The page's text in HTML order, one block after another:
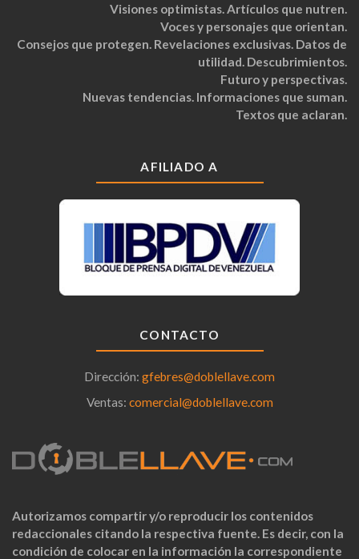
Visiones optimistas. Artículos que nutren.
Voces y personajes que orientan.
Consejos que protegen. Revelaciones exclusivas. Datos de
utilidad. Descubrimientos.
Futuro y perspectivas.
Nuevas tendencias. Informaciones que suman.
Textos que aclaran.
AFILIADO A
CONTACTO
Dirección: gfebres@doblellave.com
Ventas: comercial@doblellave.com
Autorizamos compartir y/o reproducir los contenidos
redaccionales citando la respectiva fuente. Es decir, con la
condición de colocar en la información la correspondiente